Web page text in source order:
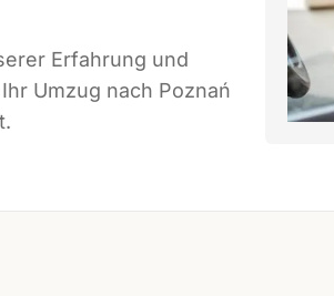
Erfahrung und
Umzug nach Poznań